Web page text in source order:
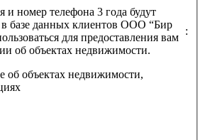
номер телефона 3 года будут
для предоставления вам
информации об объектах недвижимости.
:
об объектах недвижимости,